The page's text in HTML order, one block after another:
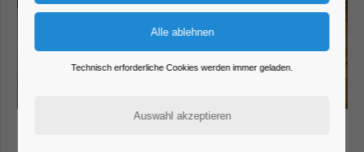
Technisch erforderliche Cookies werden immer geladen.